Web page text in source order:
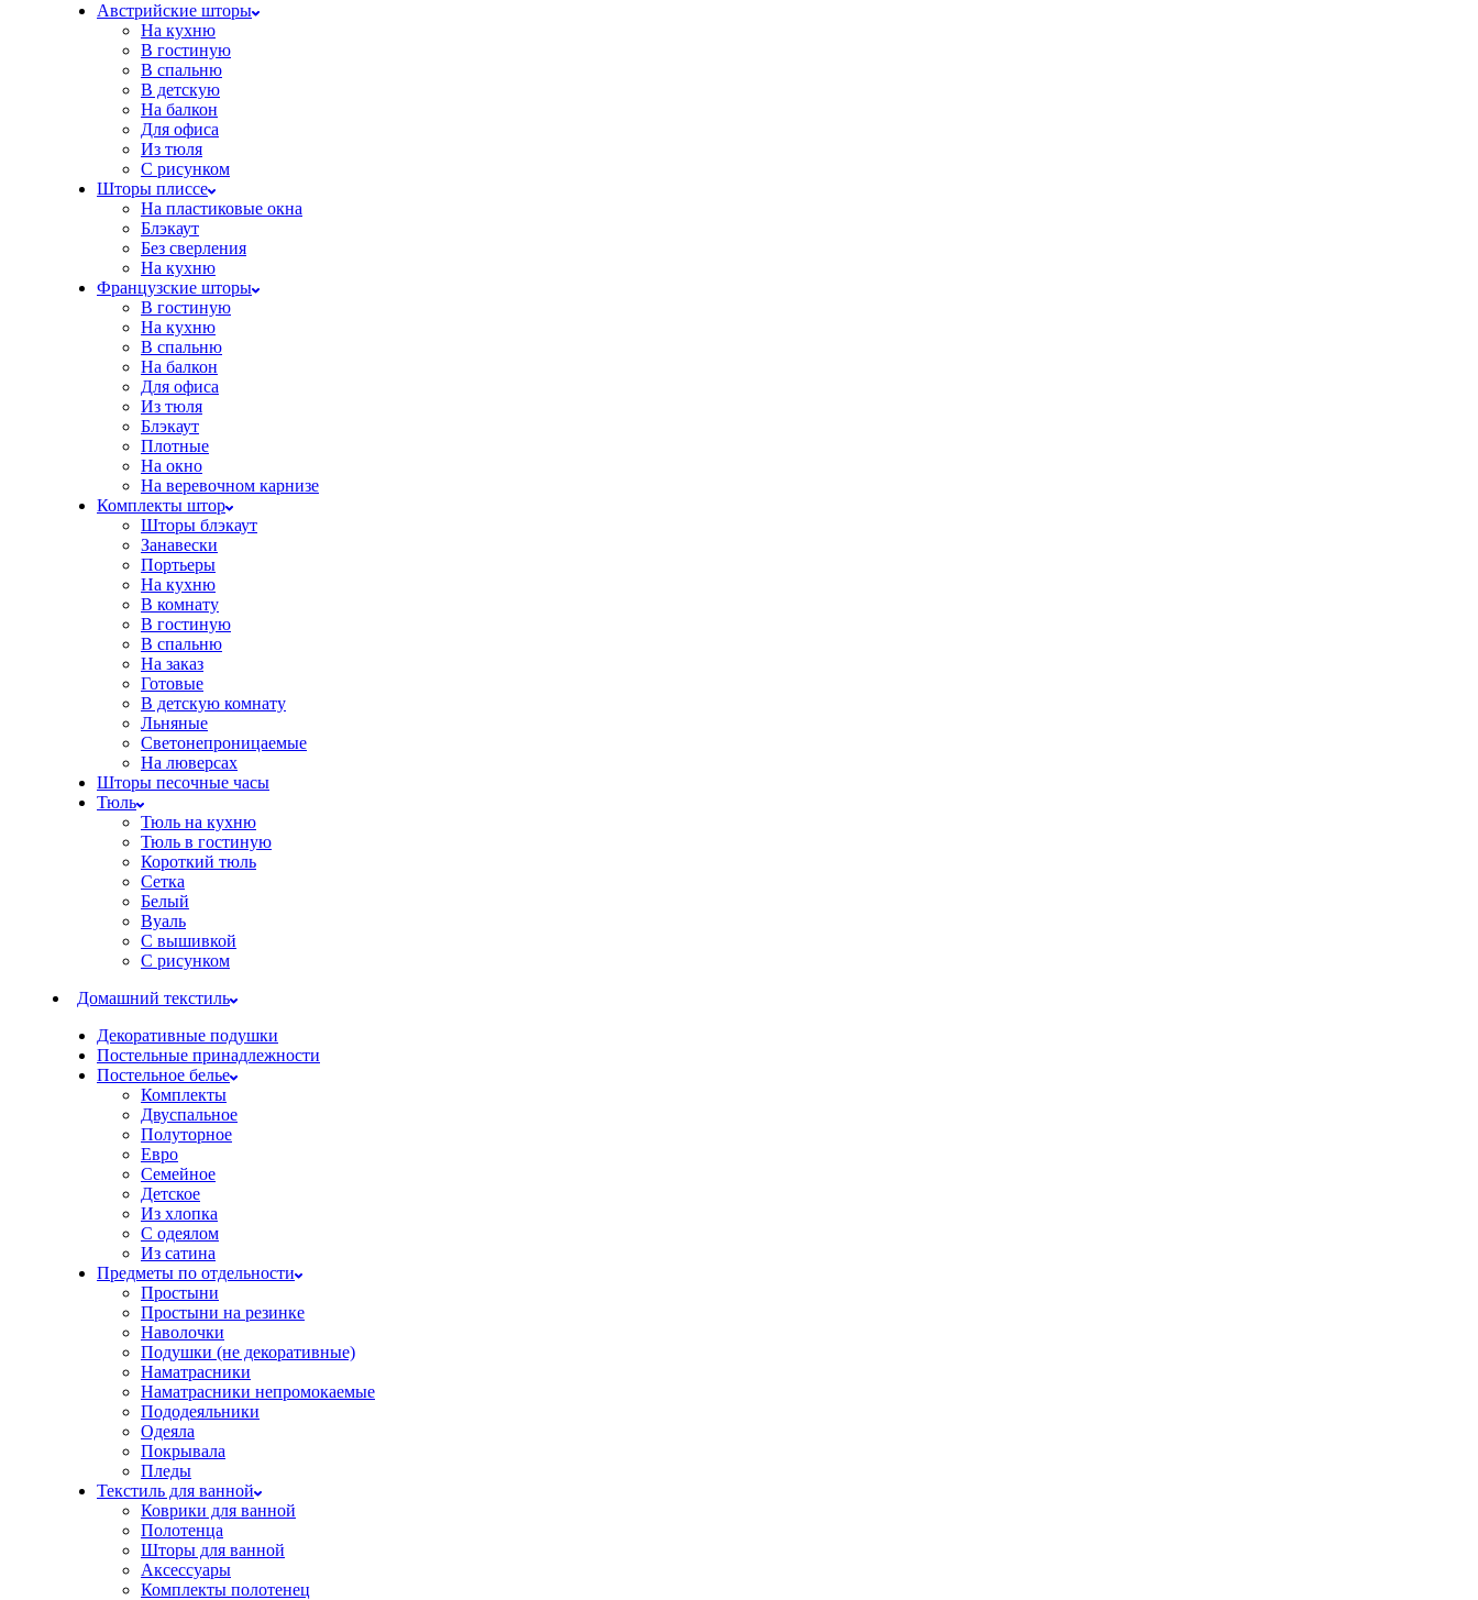
Австрийские шторы
На кухню
В гостиную
В спальню
В детскую
На балкон
Для офиса
Из тюля
С рисунком
Шторы плиссе
На пластиковые окна
Блэкаут
Без сверления
На кухню
Французские шторы
В гостиную
На кухню
В спальню
На балкон
Для офиса
Из тюля
Блэкаут
Плотные
На окно
На веревочном карнизе
Комплекты штор
Шторы блэкаут
Занавески
Портьеры
На кухню
В комнату
В гостиную
В спальню
На заказ
Готовые
В детскую комнату
Льняные
Светонепроницаемые
На люверсах
Шторы песочные часы
Тюль
Тюль на кухню
Тюль в гостиную
Короткий тюль
Сетка
Белый
Вуаль
С вышивкой
С рисунком
Домашний текстиль
Декоративные подушки
Постельные принадлежности
Постельное белье
Комплекты
Двуспальное
Полуторное
Евро
Семейное
Детское
Из хлопка
С одеялом
Из сатина
Предметы по отдельности
Простыни
Простыни на резинке
Наволочки
Подушки (не декоративные)
Наматрасники
Наматрасники непромокаемые
Пододеяльники
Одеяла
Покрывала
Пледы
Текстиль для ванной
Коврики для ванной
Полотенца
Шторы для ванной
Аксессуары
Комплекты полотенец